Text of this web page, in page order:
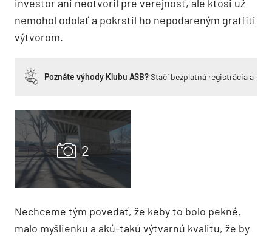
investor ani neotvoril pre verejnosť, ale ktosi už
nemohol odolať a pokrstil ho nepodareným graffiti
výtvorom.
Poznáte výhody Klubu ASB?Stačí bezplatná registrácia a
Nechceme tým povedať, že keby to bolo pekné,
malo myšlienku a akú-takú výtvarnú kvalitu, že by